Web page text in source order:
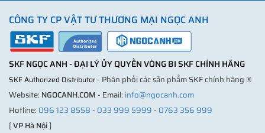
CÔNG TY CP VẬT TƯ THƯƠNG MẠI NGỌC ANH
SKF NGỌC ANH - ĐẠI LÝ ỦY QUYỀN VÒNG BI SKF CHÍNH HÃNG
SKF Authorized Distributor- Phân phối các sản phẩm SKF chính hãng ®
Website: NGOCANH.COM- Email: info@ngocanh.com
Hotline: 096 123 8558- 033 999 5999- 0763 356 999
[VP Hà Nội]